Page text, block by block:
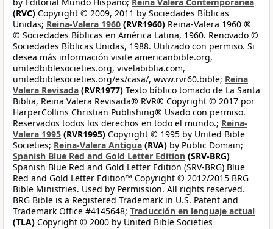
(RVC) Copyright © 2009, 2011 by Sociedades Bíblicas
Unidas; Reina-Valera 1960 (RVR1960) Reina-Valera 1960 ®
© Sociedades Bíblicas en América Latina, 1960. Renovado ©
Sociedades Bíblicas Unidas, 1988. Utilizado con permiso. Si
desea más información visite americanbible.org,
unitedbiblesocieties.org, vivelabiblia.com,
unitedbiblesocieties.org/es/casa/, www.rvr60.bible; Reina
Valera Revisada (RVR1977) Texto bíblico tomado de La Santa
Biblia, Reina Valera Revisada® RVR® Copyright © 2017 por
HarperCollins Christian Publishing® Usado con permiso.
Reservados todos los derechos en todo el mundo.; Reina-
Valera 1995 (RVR1995) Copyright © 1995 by United Bible
Societies; Reina-Valera Antigua (RVA) by Public Domain;
Spanish Blue Red and Gold Letter Edition (SRV-BRG)
Spanish Blue Red and Gold Letter Edition (SRV-BRG) Blue
Red and Gold Letter Edition™ Copyright © 2012/2015 BRG
Bible Ministries. Used by Permission. All rights reserved.
BRG Bible is a Registered Trademark in U.S. Patent and
Trademark Office #4145648; Traducción en lenguaje actual
(TLA) Copyright © 2000 by United Bible Societies